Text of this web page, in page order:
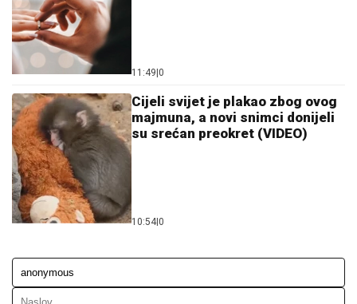
11:49 0
Cijeli svijet je plakao zbog ovog
majmuna, a novi snimci donijeli
su srećan preokret (VIDEO)
10:54 0